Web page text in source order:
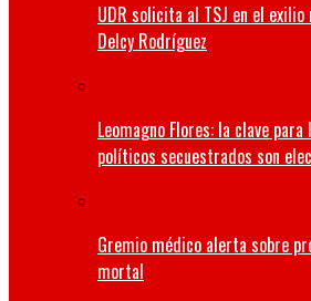
UDR solicita al TSJ en el
Delcy Rodríguez
Leomagno Flores: la clave
políticos secuestrados son
Gremio médico alerta sobre
mortal